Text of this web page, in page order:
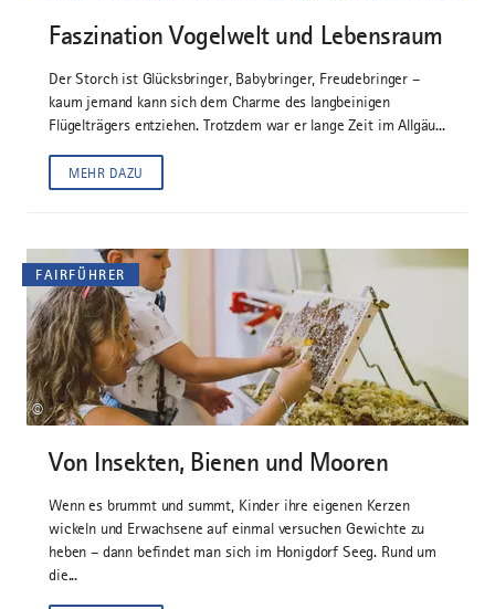
Faszination Vogelwelt und Lebensraum
Der Storch ist Glücksbringer, Babybringer, Freudebringer –
kaum jemand kann sich dem Charme des langbeinigen
Flügelträgers entziehen. Trotzdem war er lange Zeit im Allgäu...
MEHR DAZU
FAIRFÜHRER
©
Von Insekten, Bienen und Mooren
Wenn es brummt und summt, Kinder ihre eigenen Kerzen
wickeln und Erwachsene auf einmal versuchen Gewichte zu
heben – dann befindet man sich im Honigdorf Seeg. Rund um
die...